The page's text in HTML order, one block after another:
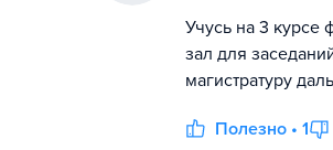
Учусь на 3 курсе
зал для
магистратуру
Полезно • 1